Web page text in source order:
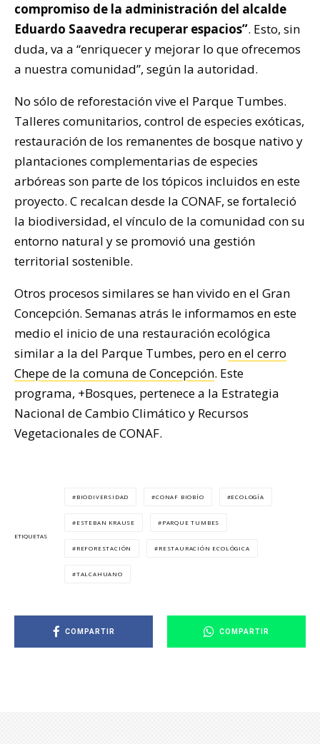
compromiso de la administración del alcalde
Eduardo Saavedra recuperar espacios”. Esto, sin
duda, va a “enriquecer y mejorar lo que ofrecemos
a nuestra comunidad”, según la autoridad.
No sólo de reforestación vive el Parque Tumbes.
Talleres comunitarios, control de especies exóticas,
restauración de los remanentes de bosque nativo y
plantaciones complementarias de especies
arbóreas son parte de los tópicos incluidos en este
proyecto. C recalcan desde la CONAF, se fortaleció
la biodiversidad, el vínculo de la comunidad con su
entorno natural y se promovió una gestión
territorial sostenible.
Otros procesos similares se han vivido en el Gran
Concepción. Semanas atrás le informamos en este
medio el inicio de una restauración ecológica
similar a la del Parque Tumbes, pero en el cerro
Chepe de la comuna de Concepción. Este
programa, +Bosques, pertenece a la Estrategia
Nacional de Cambio Climático y Recursos
Vegetacionales de CONAF.
ETIQUETAS
BIODIVERSIDAD CONAF BIOBÍO ECOLOGÍA
ESTEBAN KRAUSE PARQUE TUMBES
REFORESTACIÓN RESTAURACIÓN ECOLÓGICA
TALCAHUANO
COMPARTIR COMPARTIR